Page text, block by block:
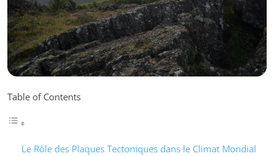
Table of Contents
Le Rôle des Plaques Tectoniques dans le Climat Mondial